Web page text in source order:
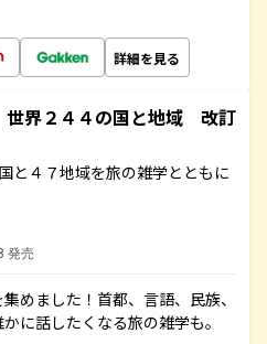
詳細を見る
界２４４の国と地域 改訂
と４７地域を旅の雑学とともに
発売
めました！首都、言語、民族、
に話したくなる旅の雑学も。